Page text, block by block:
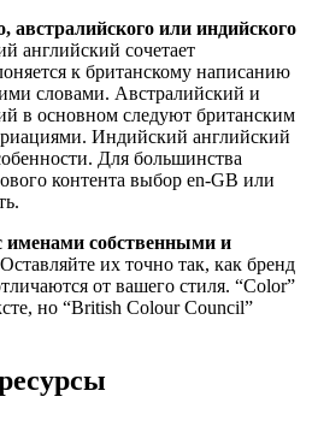
австралийского или индийского
английский сочетает
к британскому написанию
словами. Австралийский и
в основном следуют британским
Индийский английский
Для большинства
контента выбор en-GB или
именами собственными и
их точно так, как бренд
от вашего стиля. “Color”
но “British Colour Council”